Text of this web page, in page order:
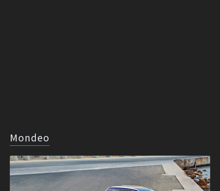
Mondeo